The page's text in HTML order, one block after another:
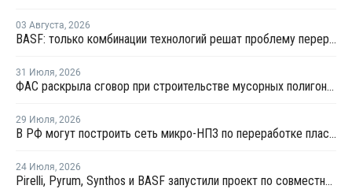
03 Августа, 2026
BASF: только комбинации технологий решат проблему переработки инженерных пластиков
31 Июля, 2026
ФАС раскрыла сговор при строительстве мусорных полигонов на 14,9 млрд рублей
29 Июля, 2026
В РФ могут построить сеть микро-НПЗ по переработке пластика в бензин
24 Июля, 2026
Pirelli, Pyrum, Synthos и BASF запустили проект по совместной переработке шин